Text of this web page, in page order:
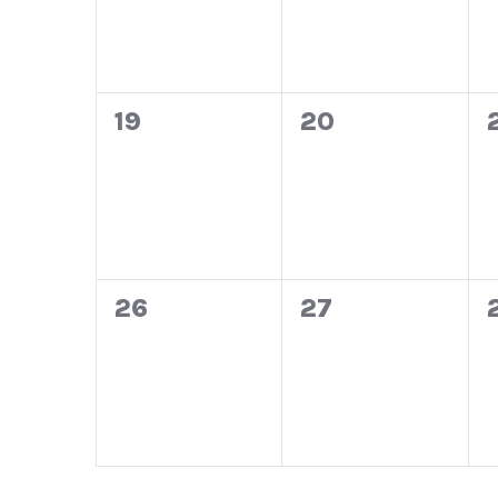
0
19
0
20
0
26
0
27